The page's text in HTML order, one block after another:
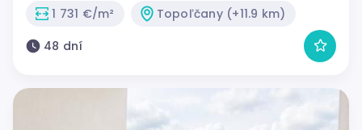
1 731 €/m²
Topoľčany (+11.9 km)
48 dní